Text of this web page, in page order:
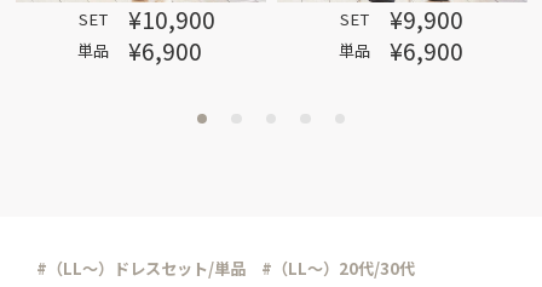
SET ¥10,900
単品 ¥6,900
SET ¥9,900
単品 ¥6,900
#（LL～）ドレスセット/単品
#（LL～）20代/30代